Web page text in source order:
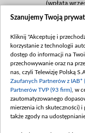
(wpłata
(wpłata
mln, listopad
Data
(wpłata
Data
Szanujemy Twoją
Kliknij "Akceptuję i
korzystanie z technologii
dostęp do informacji na
przechowywanie oraz na
nas, czyli Telewizję Polską
Zaufanych Partnerów z IAB*
Partnerów TVP (93 firm) , w
zautomatyzowanego
mierzenia ich skuteczności) i
także zgody na